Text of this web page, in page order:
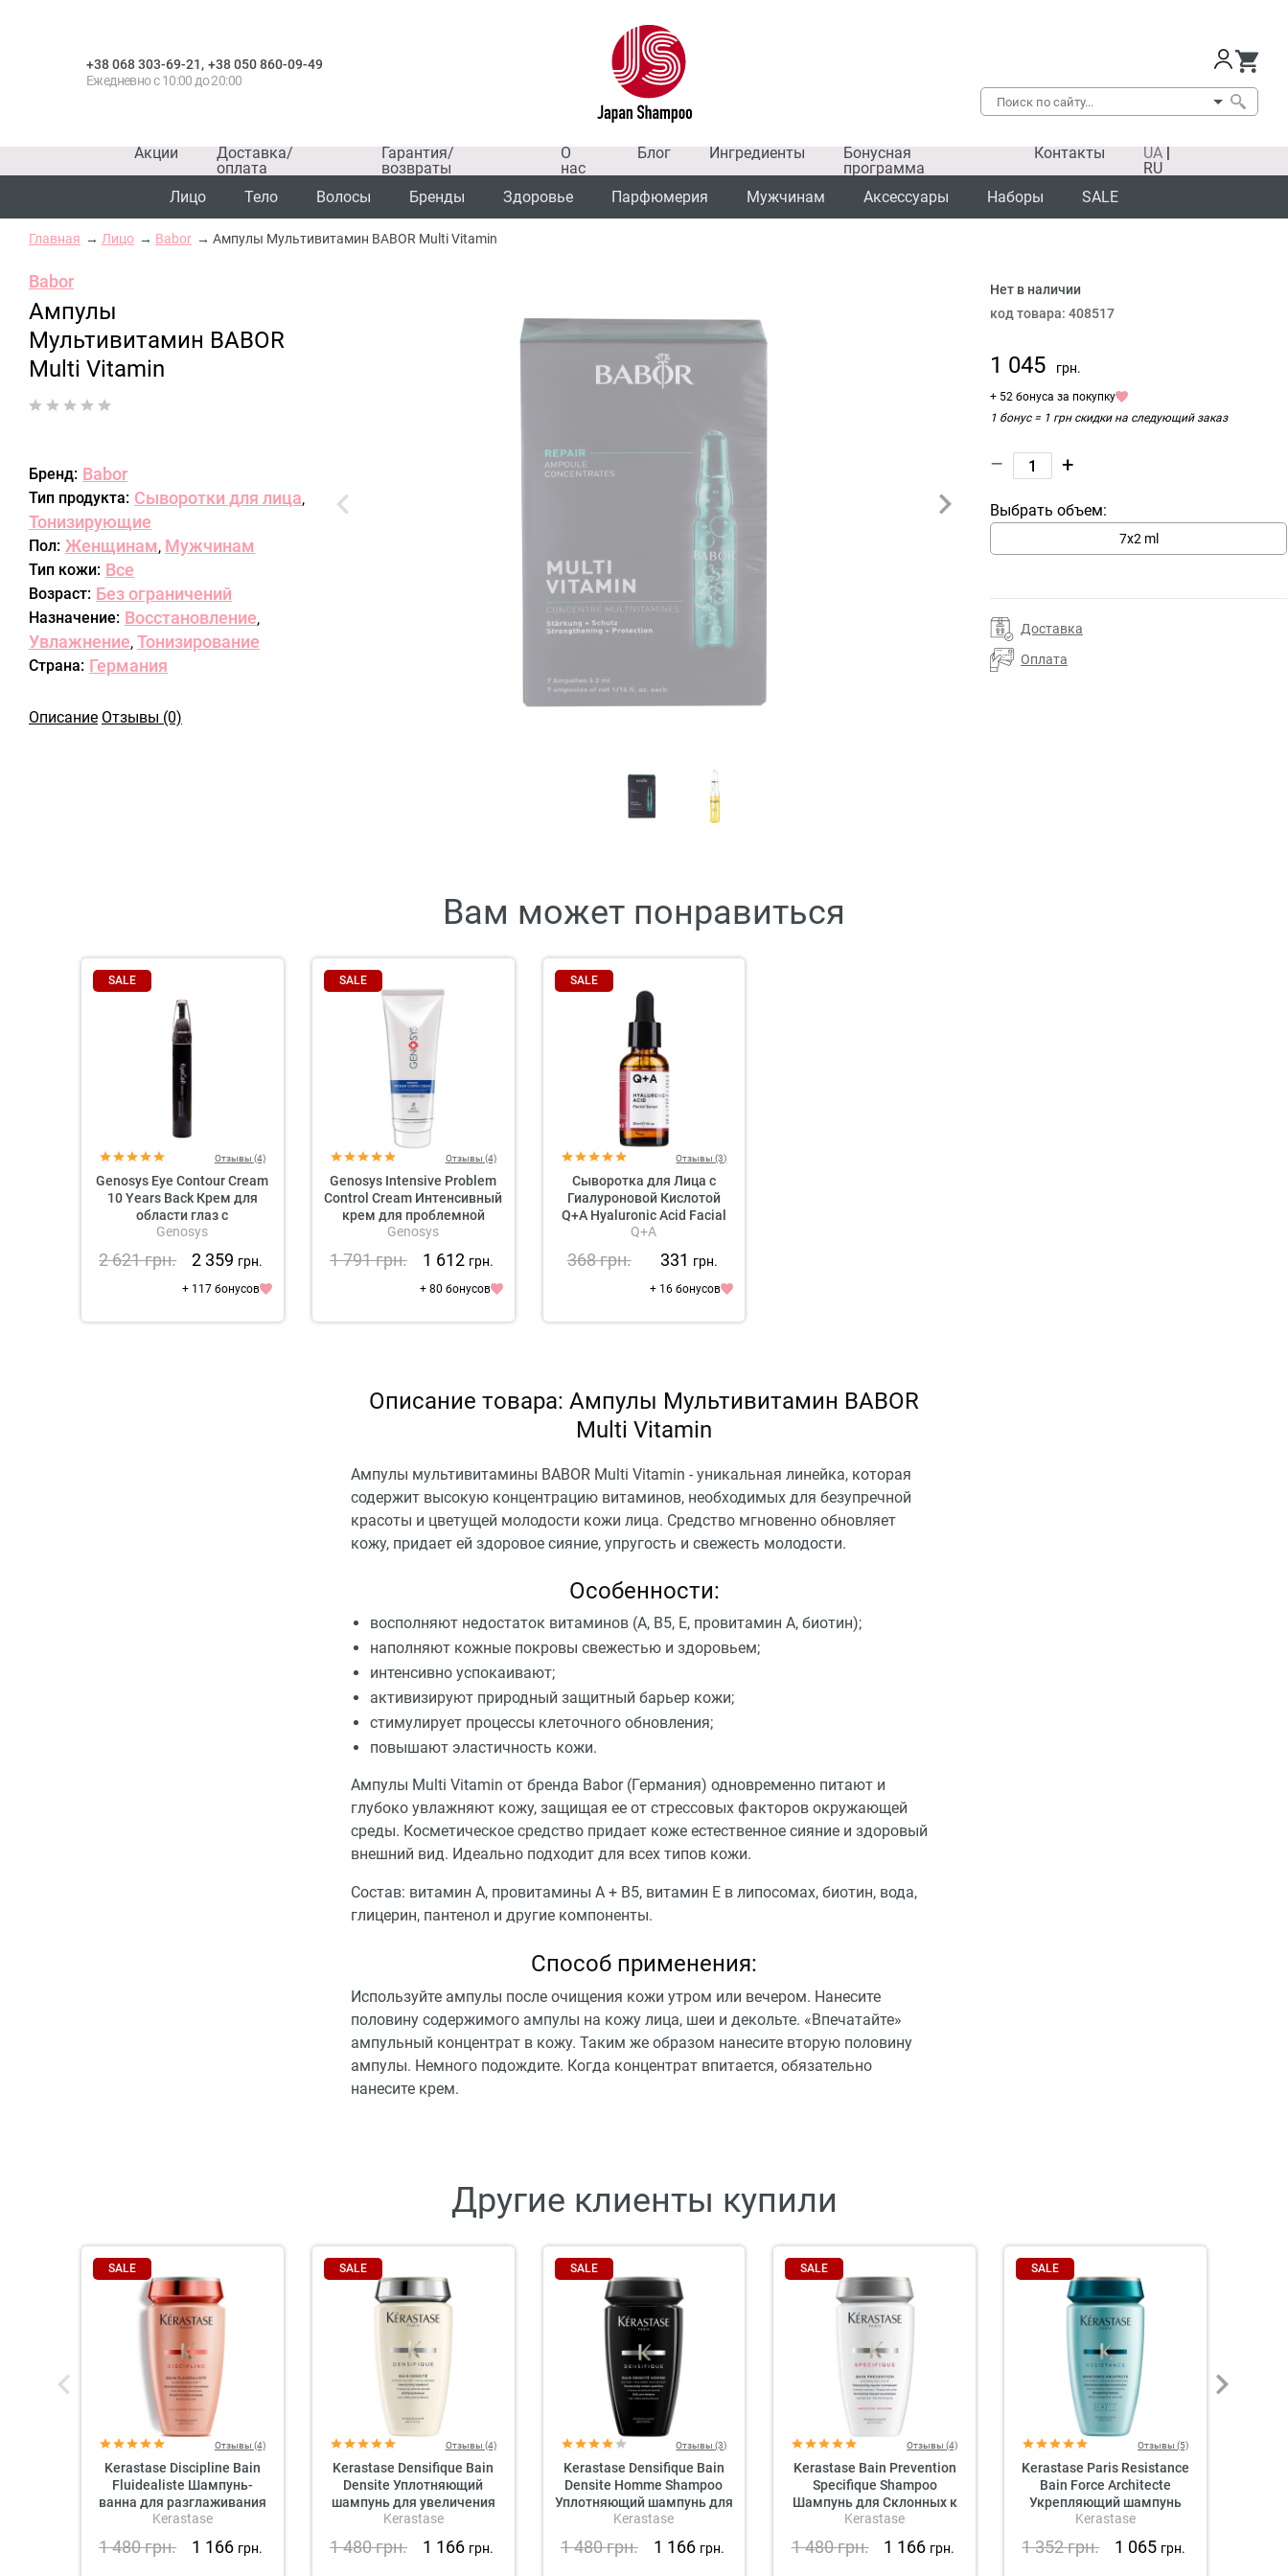
+38 068 303-69-21, +38 050 860-09-49
Ежедневно с 10:00 до 20:00
Акции
Доставка/
оплата
Гарантия/
возвраты
О
нас
Блог Ингредиенты
Бонусная
программа
Контакты UA |
RU
Лицо
Тело Волосы Бренды Здоровье Парфюмерия Мужчинам Аксессуары Наборы SALE
Главная Лицо Babor Ампулы Мультивитамин BABOR Multi Vitamin
Babor
Ампулы
Мультивитамин BABOR
Multi Vitamin
Бренд: Babor
Тип продукта: Сыворотки для лица,
Тонизирующие
Пол: Женщинам, Мужчинам
Тип кожи: Все
Возраст: Без ограничений
Назначение: Восстановление,
Увлажнение, Тонизирование
Страна: Германия
Описание Отзывы (0)
Нет в наличии
код товара: 408517
1 045 грн.
+ 52 бонуса за покупку
1 бонус = 1 грн скидки на следующий заказ
– +
Выбрать объем:
7х2 ml
Доставка
Оплата
Вам может понравиться
SALE
Отзывы (4)
Genosys Eye Contour Cream
10 Years Back Крем для
области глаз с
растительными
Genosys
2 621грн. 2 359 грн.
+ 117 бонусов
SALE
Отзывы (4)
Genosys Intensive Problem
Control Cream Интенсивный
крем для проблемной
кожи
Genosys
1 791грн. 1 612 грн.
+ 80 бонусов
SALE
Отзывы (3)
Сыворотка для Лица с
Гиалуроновой Кислотой
Q+A Hyaluronic Acid Facial
Serum
Q+A
368грн. 331 грн.
+ 16 бонусов
Описание товара: Ампулы Мультивитамин BABOR
Multi Vitamin
Ампулы мультивитамины BABOR Multi Vitamin - уникальная линейка, которая
содержит высокую концентрацию витаминов, необходимых для безупречной
красоты и цветущей молодости кожи лица. Средство мгновенно обновляет
кожу, придает ей здоровое сияние, упругость и свежесть молодости.
Особенности:
восполняют недостаток витаминов (А, В5, Е, провитамин А, биотин);
наполняют кожные покровы свежестью и здоровьем;
интенсивно успокаивают;
активизируют природный защитный барьер кожи;
стимулирует процессы клеточного обновления;
повышают эластичность кожи.
Ампулы Multi Vitamin от бренда Babor (Германия) одновременно питают и
глубоко увлажняют кожу, защищая ее от стрессовых факторов окружающей
среды. Косметическое средство придает коже естественное сияние и здоровый
внешний вид. Идеально подходит для всех типов кожи.
Состав: витамин А, провитамины A + B5, витамин E в липосомах, биотин, вода,
глицерин, пантенол и другие компоненты.
Способ применения:
Используйте ампулы после очищения кожи утром или вечером. Нанесите
половину содержимого ампулы на кожу лица, шеи и декольте. «Впечатайте»
ампульный концентрат в кожу. Таким же образом нанесите вторую половину
ампулы. Немного подождите. Когда концентрат впитается, обязательно
нанесите крем.
Другие клиенты купили
SALE
Отзывы (4)
Kerastase Discipline Bain
Fluidealiste Шампунь-
ванна для разглаживания
непослушных волос (без
сульфатов)
Kerastase
1 480грн. 1 166 грн.
SALE
Отзывы (4)
Kerastase Densifique Bain
Densite Уплотняющий
шампунь для увеличения
густоты волос
Kerastase
1 480грн. 1 166 грн.
SALE
Отзывы (3)
Kerastase Densifique Bain
Densite Homme Shampoo
Уплотняющий шампунь для
увеличения густоты волос
для мужчин
Kerastase
1 480грн. 1 166 грн.
SALE
Отзывы (4)
Kerastase Bain Prevention
Specifique Shampoo
Шампунь для Склонных к
Выпадению Волос
Kerastase
1 480грн. 1 166 грн.
SALE
Отзывы (5)
Kerastase Paris Resistance
Bain Force Architecte
Укрепляющий шампунь
для волос
Kerastase
1 352грн. 1 065 грн.